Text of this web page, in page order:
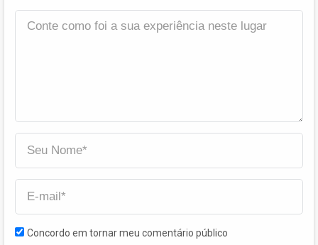
Concordo em tornar meu comentário público